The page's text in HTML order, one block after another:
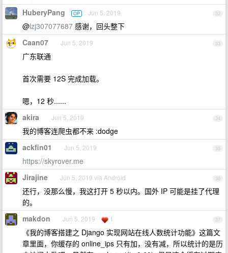
32
HuberyPang OP Jun 5, 2019
@lzj307077687 感谢，回头整下
33
Caan07 Jun 5, 2019
广东联通
首次需要 12S 完成加载。
嗯，12 秒......
34
akira Jun 5, 2019
我的博客连爬虫都不来 :dodge
35
ackfin01 Jun 5, 2019
https://skyrover.me
36
Jirajine Jun 5, 2019 via Android
还行，没那么慢，我这打开 5 秒以内。国外 IP 可能是挂了代理
的。
37
makdon Jun 5, 2019 1
《我的博客搭建之 Django 实现网站在线人数统计功能》这篇文
章里面，你缓存的 online_ips 只有加，没有减，所以统计的是历